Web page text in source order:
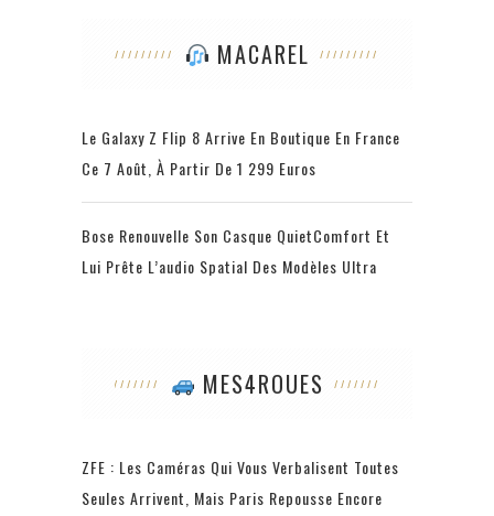
MACAREL
Le Galaxy Z Flip 8 Arrive En Boutique En France
Ce 7 Août, À Partir De 1 299 Euros
Bose Renouvelle Son Casque QuietComfort Et
Lui Prête L’audio Spatial Des Modèles Ultra
MES4ROUES
ZFE : Les Caméras Qui Vous Verbalisent Toutes
Seules Arrivent, Mais Paris Repousse Encore